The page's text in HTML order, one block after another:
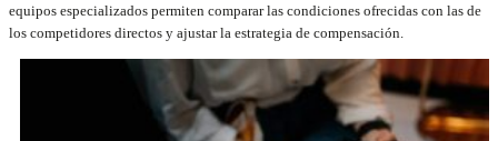
equipos especializados permiten comparar las condiciones ofrecidas con las de
los competidores directos y ajustar la estrategia de compensación.